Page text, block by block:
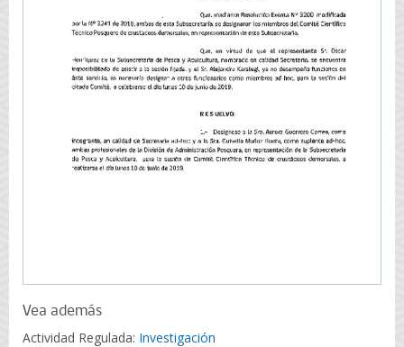
Vea además
Actividad Regulada: Investigación